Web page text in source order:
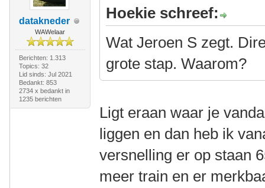
datakneder
WAWelaar
Berichten: 1.313
Topics: 32
Lid sinds: Jul 2021
Bedankt: 853
2734 x bedankt in
1235 berichten
Hoekie schreef:
Wat Jeroen S zegt.
grote stap. Waarom?
Ligt eraan waar je
liggen en dan heb ik
versnelling er op staan
meer train en er